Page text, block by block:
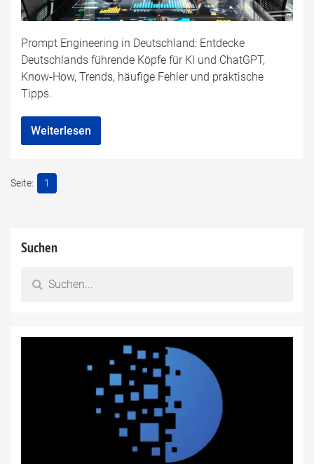
Prompt Engineering in Deutschland: Entdecke
Deutschlands führende Köpfe für KI und ChatGPT,
Know-How, Trends, häufige Fehler und praktische
Tipps.
Weiterlesen
1
Suchen